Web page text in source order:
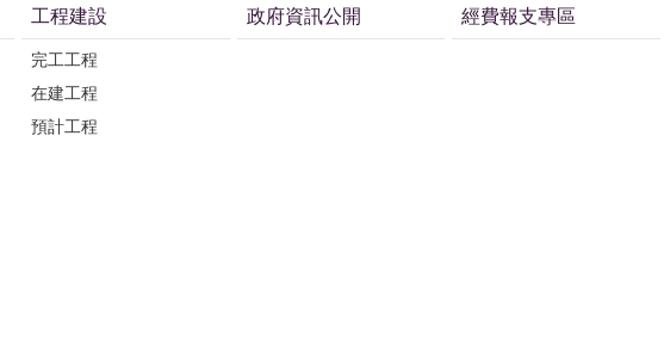
工程建設
完工工程
在建工程
預計工程
政府資訊公開 經費報支專區